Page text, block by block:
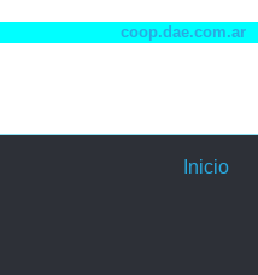
coop.dae.com.ar
Inicio